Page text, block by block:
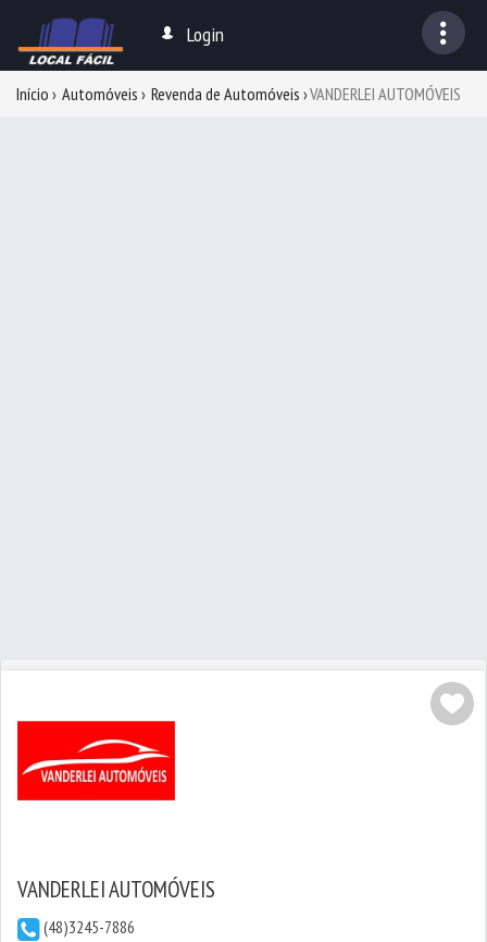
Login
Início Automóveis Revenda de Automóveis VANDERLEI AUTOMÓVEIS
VANDERLEI AUTOMÓVEIS
(48)3245-7886